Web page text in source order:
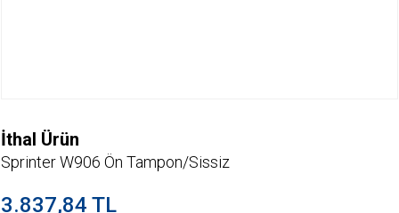
İthal Ürün
Sprinter W906 Ön Tampon/Sissiz
3.837,84 TL